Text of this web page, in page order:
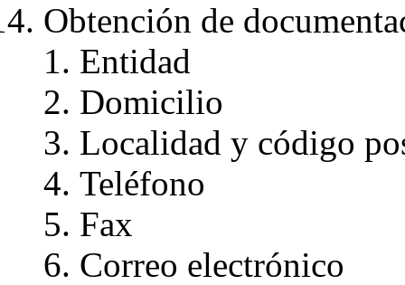
Obtención de
Entidad
Domicilio
Localidad y código
Teléfono
Fax
Correo electrónico